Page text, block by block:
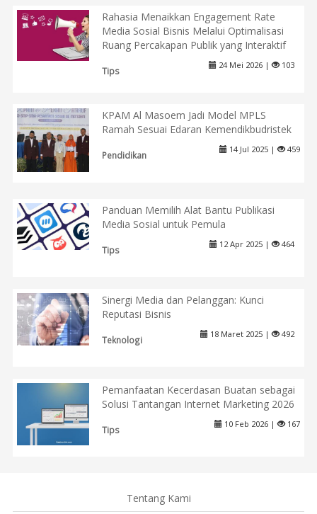
Rahasia Menaikkan Engagement Rate
Media Sosial Bisnis Melalui Optimalisasi
Ruang Percakapan Publik yang Interaktif
Tips
24 Mei 2026 | 103
KPAM Al Masoem Jadi Model MPLS
Ramah Sesuai Edaran Kemendikbudristek
Pendidikan
14 Jul 2025 | 459
Panduan Memilih Alat Bantu Publikasi
Media Sosial untuk Pemula
Tips
12 Apr 2025 | 464
Sinergi Media dan Pelanggan: Kunci
Reputasi Bisnis
Teknologi
18 Maret 2025 | 492
Pemanfaatan Kecerdasan Buatan sebagai
Solusi Tantangan Internet Marketing 2026
Tips
10 Feb 2026 | 167
Tentang Kami